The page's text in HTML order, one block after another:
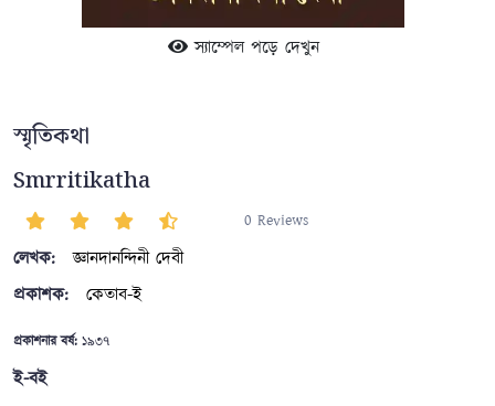
স্যাম্পেল পড়ে দেখুন
স্মৃতিকথা
Smrritikatha
0 Reviews
লেখক:
জ্ঞানদানন্দিনী দেবী
প্রকাশক:
কেতাব-ই
প্রকাশনার বর্ষ: ১৯৩৭
ই-বই